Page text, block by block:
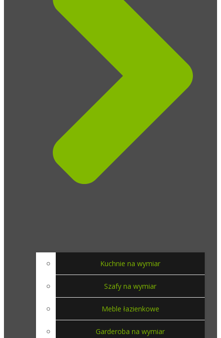
Kuchnie na wymiar
Szafy na wymiar
Meble łazienkowe
Garderoba na wymiar